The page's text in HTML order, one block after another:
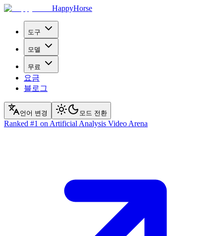
HappyHorse
도구
모델
무료
요금
블로그
언어 변경 모드 전환
Ranked #1 on Artificial Analysis Video Arena